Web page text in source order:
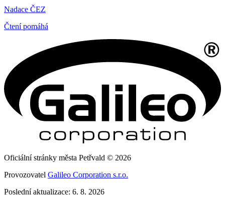
Nadace ČEZ
Čtení pomáhá
Oficiální stránky města Petřvald © 2026
Provozovatel Galileo Corporation s.r.o.
Poslední aktualizace: 6. 8. 2026